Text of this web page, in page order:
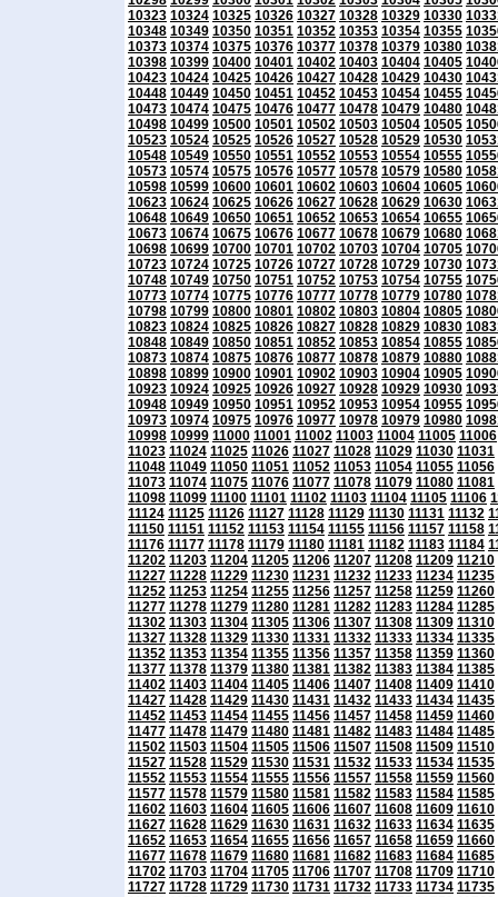
10323 10324 10325 10326 10327 10328 10329 10330
10348 10349 10350 10351 10352 10353 10354 10355
10373 10374 10375 10376 10377 10378 10379 10380
10398 10399 10400 10401 10402 10403 10404 10405
10423 10424 10425 10426 10427 10428 10429 10430
10448 10449 10450 10451 10452 10453 10454 10455
10473 10474 10475 10476 10477 10478 10479 10480
10498 10499 10500 10501 10502 10503 10504 10505
10523 10524 10525 10526 10527 10528 10529 10530
10548 10549 10550 10551 10552 10553 10554 10555
10573 10574 10575 10576 10577 10578 10579 10580
10598 10599 10600 10601 10602 10603 10604 10605
10623 10624 10625 10626 10627 10628 10629 10630
10648 10649 10650 10651 10652 10653 10654 10655
10673 10674 10675 10676 10677 10678 10679 10680
10698 10699 10700 10701 10702 10703 10704 10705
10723 10724 10725 10726 10727 10728 10729 10730
10748 10749 10750 10751 10752 10753 10754 10755
10773 10774 10775 10776 10777 10778 10779 10780
10798 10799 10800 10801 10802 10803 10804 10805
10823 10824 10825 10826 10827 10828 10829 10830
10848 10849 10850 10851 10852 10853 10854 10855
10873 10874 10875 10876 10877 10878 10879 10880
10898 10899 10900 10901 10902 10903 10904 10905
10923 10924 10925 10926 10927 10928 10929 10930
10948 10949 10950 10951 10952 10953 10954 10955
10973 10974 10975 10976 10977 10978 10979 10980
10998 10999 11000 11001 11002 11003 11004 11005 11006
11023 11024 11025 11026 11027 11028 11029 11030 11031
11048 11049 11050 11051 11052 11053 11054 11055 11056
11073 11074 11075 11076 11077 11078 11079 11080 11081
11098 11099 11100 11101 11102 11103 11104 11105 11106
11124 11125 11126 11127 11128 11129 11130 11131 11132
11150 11151 11152 11153 11154 11155 11156 11157 11158
11176 11177 11178 11179 11180 11181 11182 11183 11184
11202 11203 11204 11205 11206 11207 11208 11209 11210
11227 11228 11229 11230 11231 11232 11233 11234 11235
11252 11253 11254 11255 11256 11257 11258 11259 11260
11277 11278 11279 11280 11281 11282 11283 11284 11285
11302 11303 11304 11305 11306 11307 11308 11309 11310
11327 11328 11329 11330 11331 11332 11333 11334 11335
11352 11353 11354 11355 11356 11357 11358 11359 11360
11377 11378 11379 11380 11381 11382 11383 11384 11385
11402 11403 11404 11405 11406 11407 11408 11409 11410
11427 11428 11429 11430 11431 11432 11433 11434 11435
11452 11453 11454 11455 11456 11457 11458 11459 11460
11477 11478 11479 11480 11481 11482 11483 11484 11485
11502 11503 11504 11505 11506 11507 11508 11509 11510
11527 11528 11529 11530 11531 11532 11533 11534 11535
11552 11553 11554 11555 11556 11557 11558 11559 11560
11577 11578 11579 11580 11581 11582 11583 11584 11585
11602 11603 11604 11605 11606 11607 11608 11609 11610
11627 11628 11629 11630 11631 11632 11633 11634 11635
11652 11653 11654 11655 11656 11657 11658 11659 11660
11677 11678 11679 11680 11681 11682 11683 11684 11685
11702 11703 11704 11705 11706 11707 11708 11709 11710
11727 11728 11729 11730 11731 11732 11733 11734 11735